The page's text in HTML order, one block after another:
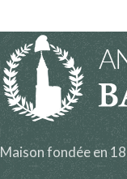
Maison fondée en